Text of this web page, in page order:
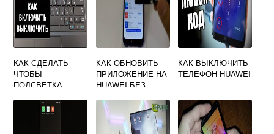
КАК СДЕЛАТЬ
ЧТОБЫ
ПОДСВЕТКА
ВЫКЛЮЧАЛАСЬ
НА НОУТБУКЕ
КАК ОБНОВИТЬ
ПРИЛОЖЕНИЕ НА
HUAWEI БЕЗ
КАК ВЫКЛЮЧИТЬ
ТЕЛЕФОН HUAWEI